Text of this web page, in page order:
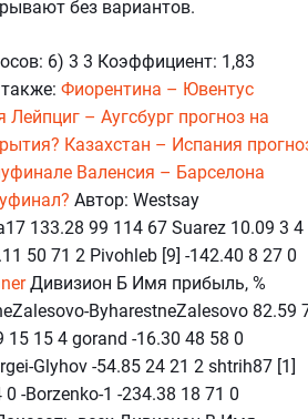
без вариантов.
6) 3 3 Коэффициент: 1,83
Фиорентина – Ювентус
Лейпциг – Аугсбург прогноз на
Казахстан – Испания
Валенсия – Барселона
Автор: Westsay
133.28 99 114 67 Suarez 10.09 3 4
50 71 2 Pivohleb [9] -142.40 8 27 0
Дивизион Б Имя прибыль, %
ByharestneZalesovo 82.59
15 4 gorand -16.30 48 58 0
Glyhov -54.85 24 21 2 shtrih87 [1]
-Borzenko-1 -234.38 18 71 0